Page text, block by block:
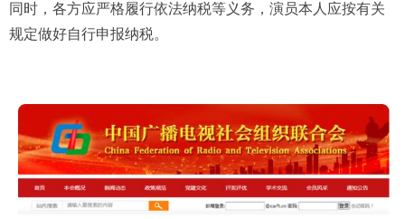
同时，各方应严格履行依法纳税等义务，演员本人应按有关
规定做好自行申报纳税。